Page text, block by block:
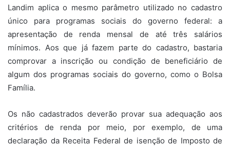
Landim aplica o mesmo parâmetro utilizado no cadastro
único para programas sociais do governo federal: a
apresentação de renda mensal de até três salários
mínimos. Aos que já fazem parte do cadastro, bastaria
comprovar a inscrição ou condição de beneficiário de
algum dos programas sociais do governo, como o Bolsa
Família.
Os não cadastrados deverão provar sua adequação aos
critérios de renda por meio, por exemplo, de uma
declaração da Receita Federal de isenção de Imposto de